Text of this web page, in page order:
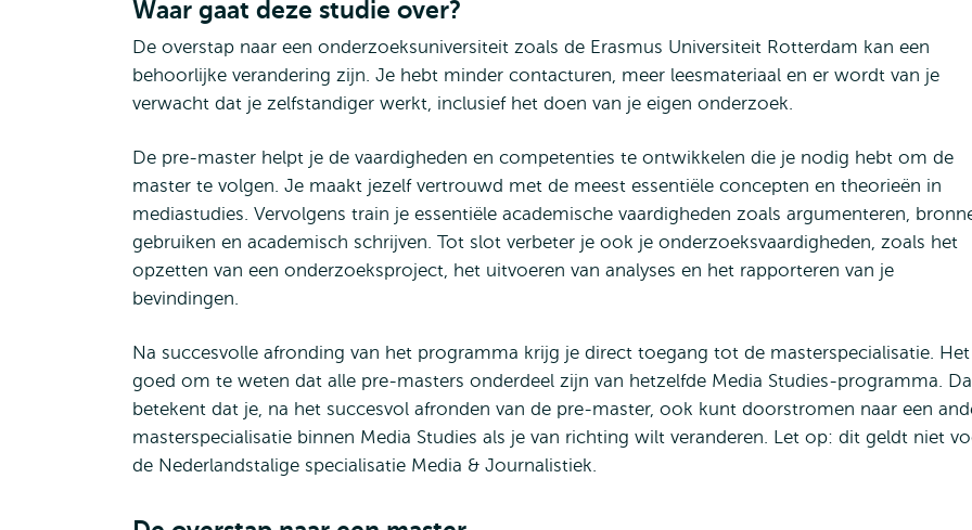
Waar gaat deze studie over?
De overstap naar een onderzoeksuniversiteit zoals de Erasmus Universiteit Rotterdam kan een
behoorlijke verandering zijn. Je hebt minder contacturen, meer leesmateriaal en er wordt van je
verwacht dat je zelfstandiger werkt, inclusief het doen van je eigen onderzoek.
De pre-master helpt je de vaardigheden en competenties te ontwikkelen die je nodig hebt om de
master te volgen. Je maakt jezelf vertrouwd met de meest essentiële concepten en theorieën in
mediastudies. Vervolgens train je essentiële academische vaardigheden zoals argumenteren,
gebruiken en academisch schrijven. Tot slot verbeter je ook je onderzoeksvaardigheden, zoals het
opzetten van een onderzoeksproject, het uitvoeren van analyses en het rapporteren van je
bevindingen.
Na succesvolle afronding van het programma krijg je direct toegang tot de masterspecialisatie. Het
goed om te weten dat alle pre-masters onderdeel zijn van hetzelfde Media Studies-programma.
betekent dat je, na het succesvol afronden van de pre-master, ook kunt doorstromen naar een
masterspecialisatie binnen Media Studies als je van richting wilt veranderen. Let op: dit geldt niet
de Nederlandstalige specialisatie Media & Journalistiek.